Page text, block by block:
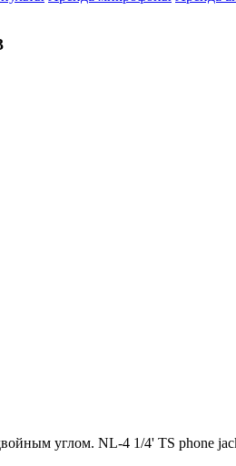
углом. NL-4 1/4' TS phone